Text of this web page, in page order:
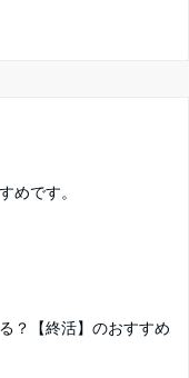
めです。
？【終活】のおすすめ